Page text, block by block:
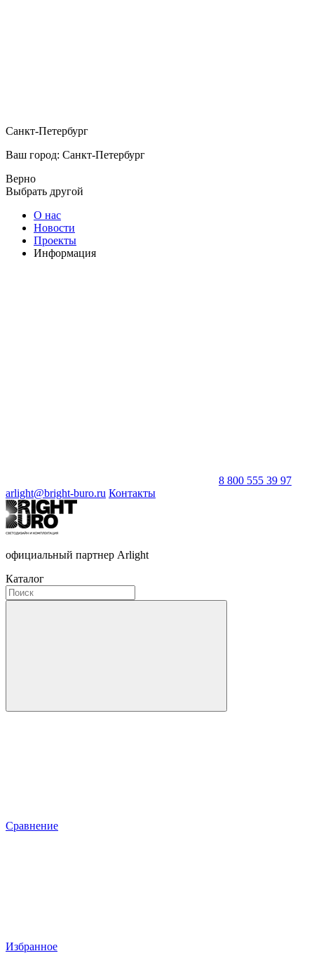
Санкт-Петербург
Ваш город: Санкт-Петербург
Верно
Выбрать другой
О нас
Новости
Проекты
Информация
8 800 555 39 97
arlight@bright-buro.ru Контакты
официальный партнер Arlight
Каталог
Сравнение
Избранное